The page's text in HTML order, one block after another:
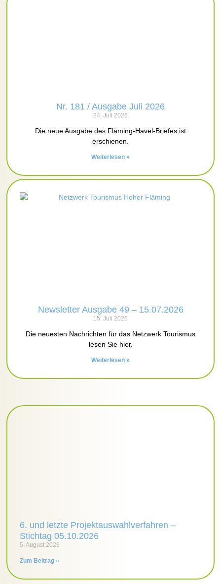
Nr. 181 / Ausgabe Juli 2026
24. Juli 2026
Die neue Ausgabe des Fläming-Havel-Briefes ist
erschienen.
Weiterlesen »
Newsletter Ausgabe 49 – 15.07.2026
15. Juli 2026
Die neuesten Nachrichten für das Netzwerk Tourismus
lesen Sie hier.
Weiterlesen »
6. und letzte Projektauswahlverfahren –
Stichtag 05.10.2026
5. August 2026
Zum Beitrag »